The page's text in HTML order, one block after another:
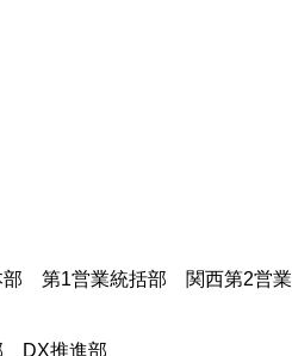
部 第1営業統括部 関西第2営業
DX推進部